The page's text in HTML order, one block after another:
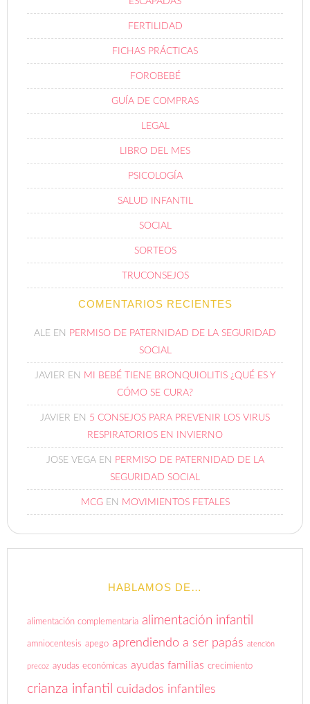
FERTILIDAD
FICHAS PRÁCTICAS
FOROBEBÉ
GUÍA DE COMPRAS
LEGAL
LIBRO DEL MES
PSICOLOGÍA
SALUD INFANTIL
SOCIAL
SORTEOS
TRUCONSEJOS
COMENTARIOS RECIENTES
ALE EN PERMISO DE PATERNIDAD DE LA SEGURIDAD
SOCIAL
JAVIER EN MI BEBÉ TIENE BRONQUIOLITIS ¿QUÉ ES Y
CÓMO SE CURA?
JAVIER EN 5 CONSEJOS PARA PREVENIR LOS VIRUS
RESPIRATORIOS EN INVIERNO
JOSE VEGAEN PERMISO DE PATERNIDAD DE LA
SEGURIDAD SOCIAL
MCGEN MOVIMIENTOS FETALES
HABLAMOS DE…
alimentación complementaria alimentación infantil
amniocentesis apego aprendiendo a ser papás atención
precoz ayudas económicas ayudas familias crecimiento
crianza infantil cuidados infantiles